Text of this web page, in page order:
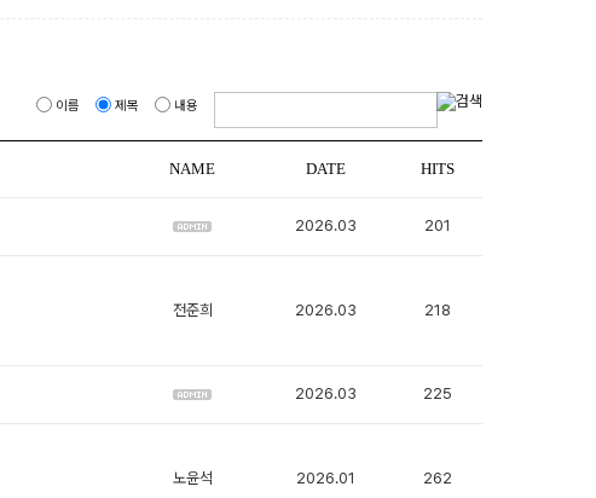
이름 제목 내용
NAME DATE HITS
2026.03 201
전준희 2026.03 218
2026.03 225
노윤석 2026.01 262